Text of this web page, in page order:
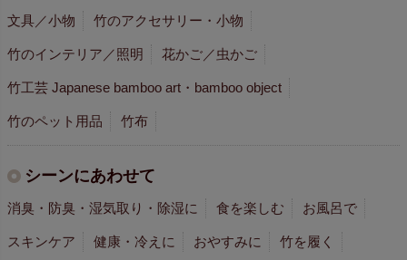
文具／小物 竹のアクセサリー・小物
竹のインテリア／照明 花かご／虫かご
竹工芸 Japanese bamboo art・bamboo object
竹のペット用品 竹布
シーンにあわせて
消臭・防臭・湿気取り・除湿に 食を楽しむ お風呂で
スキンケア 健康・冷えに おやすみに 竹を履く